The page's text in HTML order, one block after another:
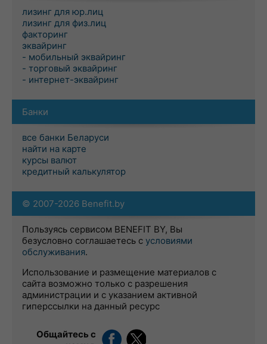
лизинг для юр.лиц
лизинг для физ.лиц
факторинг
эквайринг
- мобильный эквайринг
- торговый эквайринг
- интернет-эквайринг
Банки
все банки Беларуси
найти на карте
курсы валют
кредитный калькулятор
© 2007-2026 Benefit.by
Пользуясь сервисом BENEFIT BY, Вы
безусловно соглашаетесь с условиями
обслуживания.
Использование и размещение материалов с
сайта возможно только с разрешения
администрации и с указанием активной
гиперссылки на данный ресурс
Общайтесь с